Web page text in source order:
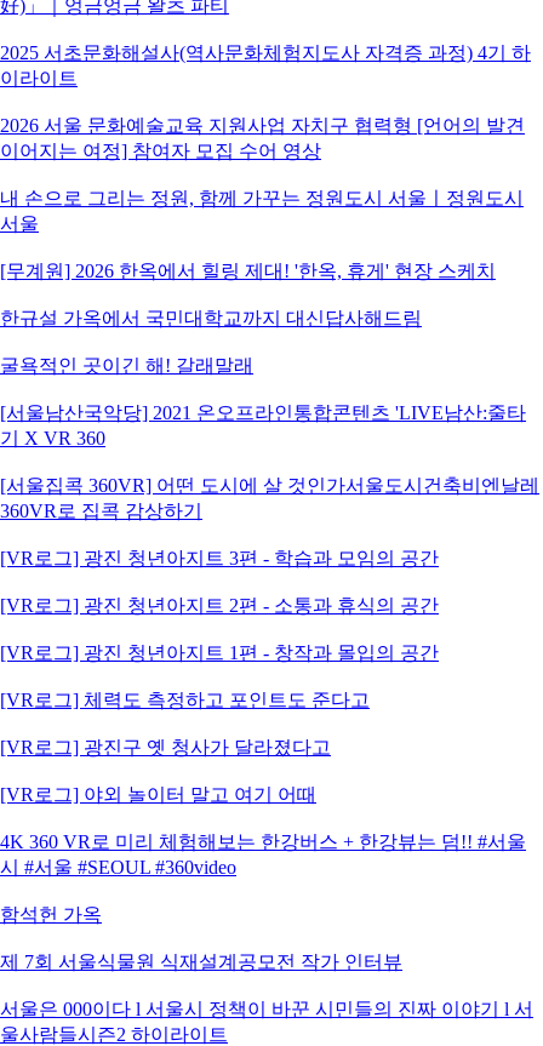
好)」｜엉금엉금 왈츠 파티
2025 서초문화해설사(역사문화체험지도사 자격증 과정) 4기 하
이라이트
2026 서울 문화예술교육 지원사업 자치구 협력형 [언어의 발견
이어지는 여정] 참여자 모집 수어 영상
내 손으로 그리는 정원, 함께 가꾸는 정원도시 서울ㅣ정원도시
서울
[무계원] 2026 한옥에서 힐링 제대! '한옥, 휴게' 현장 스케치
한규설 가옥에서 국민대학교까지 대신답사해드림
굴욕적인 곳이긴 해! 갈래말래
[서울남산국악당] 2021 온오프라인통합콘텐츠 'LIVE남산:줄타
기 X VR 360
[서울집콕 360VR] 어떤 도시에 살 것인가서울도시건축비엔날레
360VR로 집콕 감상하기
[VR로그] 광진 청년아지트 3편 - 학습과 모임의 공간
[VR로그] 광진 청년아지트 2편 - 소통과 휴식의 공간
[VR로그] 광진 청년아지트 1편 - 창작과 몰입의 공간
[VR로그] 체력도 측정하고 포인트도 준다고
[VR로그] 광진구 옛 청사가 달라졌다고
[VR로그] 야외 놀이터 말고 여기 어때
4K 360 VR로 미리 체험해보는 한강버스 + 한강뷰는 덤!! #서울
시 #서울 #SEOUL #360video
함석헌 가옥
제 7회 서울식물원 식재설계공모전 작가 인터뷰
서울은 000이다 l 서울시 정책이 바꾼 시민들의 진짜 이야기 l 서
울사람들시즌2 하이라이트